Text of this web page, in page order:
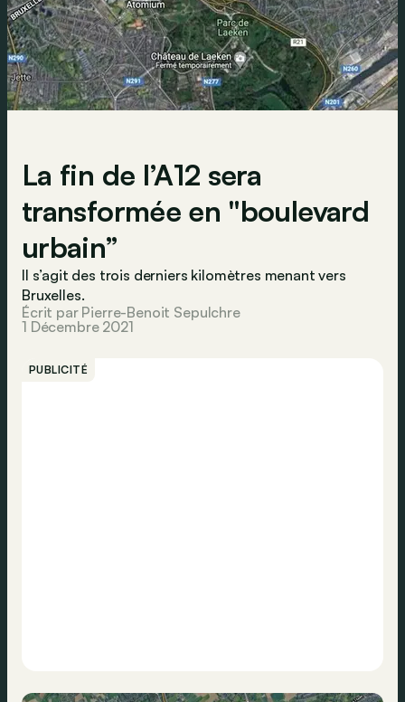
La fin de l’A12 sera
transformée en "boulevard
urbain”
Il s’agit des trois derniers kilomètres menant vers
Bruxelles.
Écrit par Pierre-Benoit Sepulchre
1 Décembre 2021
PUBLICITÉ